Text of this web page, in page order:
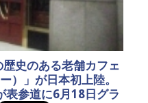
史のある老舗カフェ
）」が日本初上陸。
表参道に6月18日グラ